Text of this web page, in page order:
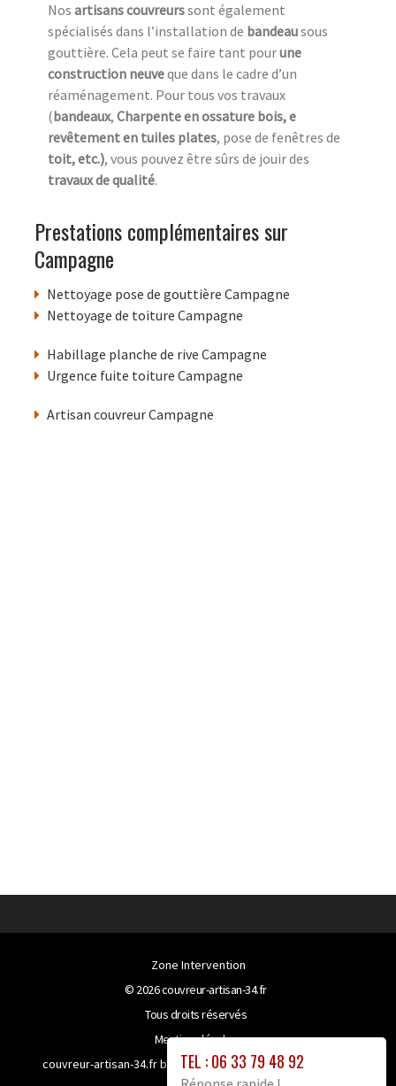
Nos artisans couvreurssont également
spécialisés dans l’installation de bandeausous
gouttière. Cela peut se faire tant pourune
construction neuveque dans le cadre d’un
réaménagement. Pour tous vos travaux
(bandeaux, Charpente en ossature bois, e
revêtement en tuiles plates, pose de fenêtres de
toit, etc.), vous pouvez être sûrs de jouir des
travaux de qualité.
Prestations complémentaires sur
Campagne
Nettoyage pose de gouttière Campagne
Nettoyage de toiture Campagne
Habillage planche de rive Campagne
Urgence fuite toiture Campagne
Artisan couvreur Campagne
TEL : 06 33 79 48 92
Zone Intervention
© 2026couvreur-artisan-34.fr
Tous droits réservés
Mentions légales
couvreur-artisan-34.fr bénéficie de la technologie